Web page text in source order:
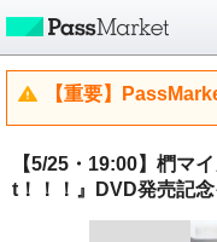
【重要】
【5/25・19:00】椚マ
t！！！』DVD発売記念